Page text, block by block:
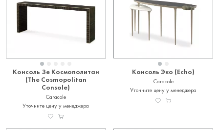
Baker
Caracole
John Richard
Lily Koo
Theodore Alexander
Лора Кирар (Laura Kirar)
Томас Физант (Thomas Pheasant)
ЦЕНА
До
В наличии
Под заказ
Скоро в наличии
Консоль Зе Космополитан
(The Cosmopolitan
Console)
Caracole
Уточните цену у менеджера
Консоль Эко (Echo)
Caracole
Уточните цену у менеджера